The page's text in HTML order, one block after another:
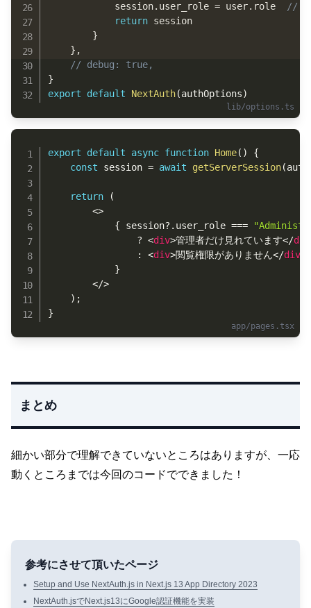
            session
. user_role = user. role
// ユ
return session
}
} ,
// debug: true,
}
export
default NextAuth(authOptions)
export default async function Home( )
{
const session = await getServerSession(
return
(
<>
{ session?. user_role ===
? <div>管理者だけ見れています</div
:
<div>閲覧権限がありません</div
}
</>
) ;
}
まとめ
細かい部分で理解できていないところはありますが、一応
動くところまでは今回のコードでできました！
Setup and Use NextAuth.js in Next.js 13 App Directory 2023
NextAuth.jsでNext.js13にGoogle認証機能を実装